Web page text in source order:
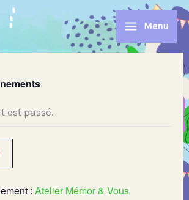
Menu
est passé.
:Atelier Mémor & Vous